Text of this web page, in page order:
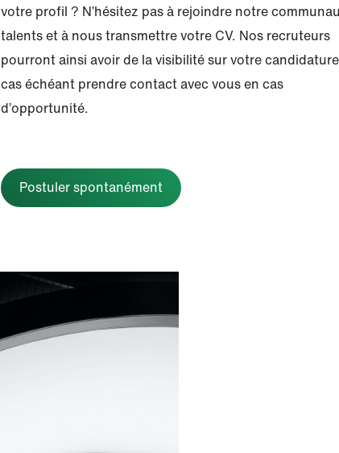
votre profil ? N’hésitez pas à rejoindre notre
talents et à nous transmettre votre CV. Nos recruteurs
pourront ainsi avoir de la visibilité sur votre
cas échéant prendre contact avec vous en cas
d’opportunité.
Postuler spontanément